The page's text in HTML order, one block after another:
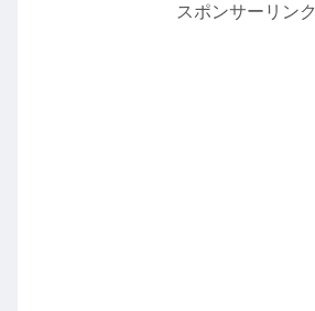
スポンサーリンク